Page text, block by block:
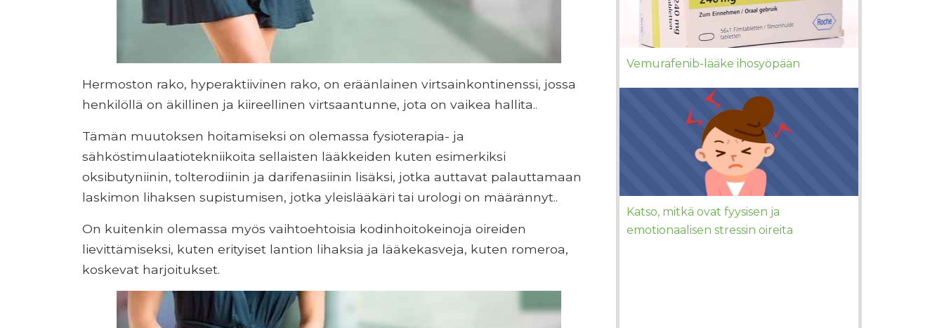
Hermoston rako, hyperaktiivinen rako, on eräänlainen virtsainkontinenssi, jossa
henkilöllä on äkillinen ja kiireellinen virtsaantunne, jota on vaikea hallita..
Tämän muutoksen hoitamiseksi on olemassa fysioterapia- ja
sähköstimulaatiotekniikoita sellaisten lääkkeiden kuten esimerkiksi
oksibutyniinin, tolterodiinin ja darifenasiinin lisäksi, jotka auttavat palauttamaan
laskimon lihaksen supistumisen, jotka yleislääkäri tai urologi on määrännyt..
On kuitenkin olemassa myös vaihtoehtoisia kodinhoitokeinoja oireiden
lievittämiseksi, kuten erityiset lantion lihaksia ja lääkekasveja, kuten romeroa,
koskevat harjoitukset.
Vemurafenib-lääke ihosyöpään
Katso, mitkä ovat fyysisen ja
emotionaalisen stressin oireita